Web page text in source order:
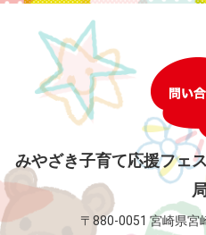
みやざき子育て応援フェ
〒880-0051 宮崎県宮